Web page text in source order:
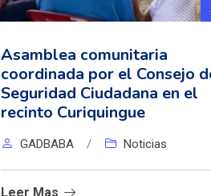
Asamblea comunitaria
coordinada por el Consejo
Seguridad Ciudadana en el
recinto Curiquingue
GADBABA / Noticias
Leer Mas